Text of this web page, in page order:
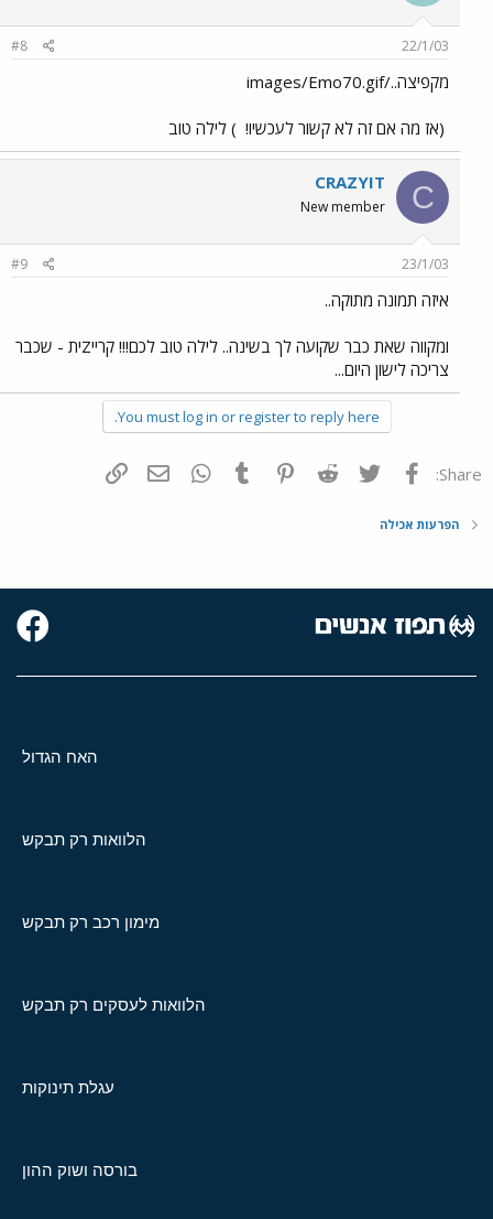
22/1/03
#8
מקפיצה../images/Emo70.gif
(אז מה אם זה לא קשור לעכשיו! ) לילה טוב
C
CRAZYIT
New member
23/1/03
#9
איזה תמונה מתוקה..
ומקווה שאת כבר שקועה לך בשינה.. לילה טוב לכם!!! קרייZית - שכבר
צריכה לישון היום...
You must log in or register to reply here.
Share: פייסבוק Twitter
Reddit
Pinterest
Tumblr
WhatsAppדואר אלקטרוני
הפרעות אכילה
האח הגדול
הלוואות רק תבקש
מימון רכב רק תבקש
הלוואות לעסקים רק תבקש
עגלת תינוקות
בורסה ושוק ההון